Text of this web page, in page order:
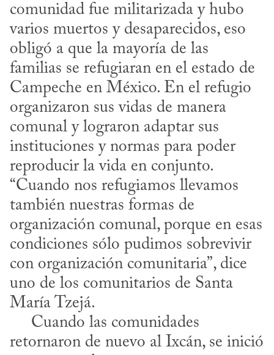
comunidad fue militarizada y hubo
varios muertos y desaparecidos, eso
obligó a que la mayoría de las
familias se refugiaran en el estado de
Campeche en México. En el refugio
organizaron sus vidas de manera
comunal y lograron adaptar sus
instituciones y normas para poder
reproducir la vida en conjunto.
“Cuando nos refugiamos llevamos
también nuestras formas de
organización comunal, porque en esas
condiciones sólo pudimos sobrevivir
con organización comunitaria”, dice
uno de los comunitarios de Santa
María Tzejá.
retornaron de nuevo al Ixcán, se inició